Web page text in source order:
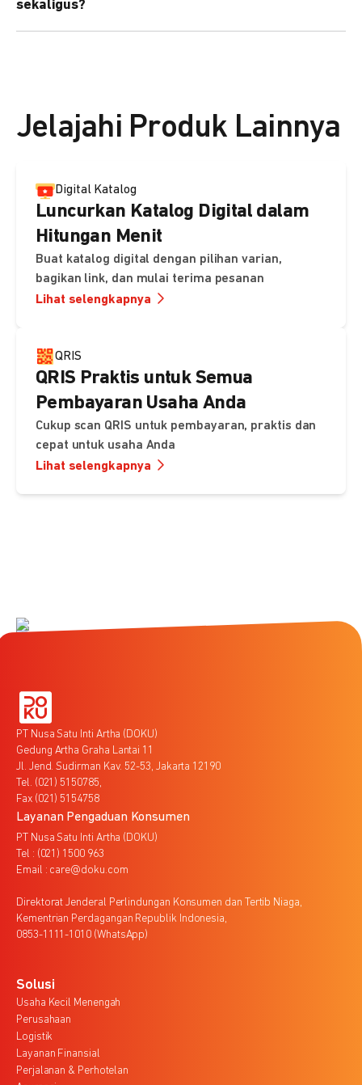
kebutuhan Anda.
sekaligus?
Jelajahi Produk Lainnya
Digital Katalog
Luncurkan Katalog Digital dalam
Hitungan Menit
Buat katalog digital dengan pilihan varian,
bagikan link, dan mulai terima pesanan
Lihat selengkapnya
QRIS
QRIS Praktis untuk Semua
Pembayaran Usaha Anda
Cukup scan QRIS untuk pembayaran, praktis dan
cepat untuk usaha Anda
Lihat selengkapnya
PT Nusa Satu Inti Artha (DOKU)
Gedung Artha Graha Lantai 11
Jl. Jend. Sudirman Kav. 52-53, Jakarta 12190
Tel. (021) 5150785,
Fax (021) 5154758
Layanan Pengaduan Konsumen
PT Nusa Satu Inti Artha (DOKU)
Tel : (021) 1500 963
Email : care@doku.com
Direktorat Jenderal Perlindungan Konsumen dan Tertib Niaga,
Kementrian Perdagangan Republik Indonesia,
0853-1111-1010 (WhatsApp)
Solusi
Usaha Kecil Menengah
Perusahaan
Logistik
Layanan Finansial
Perjalanan & Perhotelan